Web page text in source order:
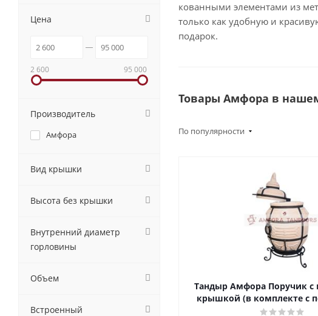
кованными элементами из
только как удобную и
подарок.
Товары Амфора в
По популярности
Тандыр Амфора Поручик с
крышкой (в комплекте с
Цена
2 600 95 000
Производитель
Амфора
Вид крышки
Высота без крышки
Внутренний диаметр
горловины
Объем
Встроенный